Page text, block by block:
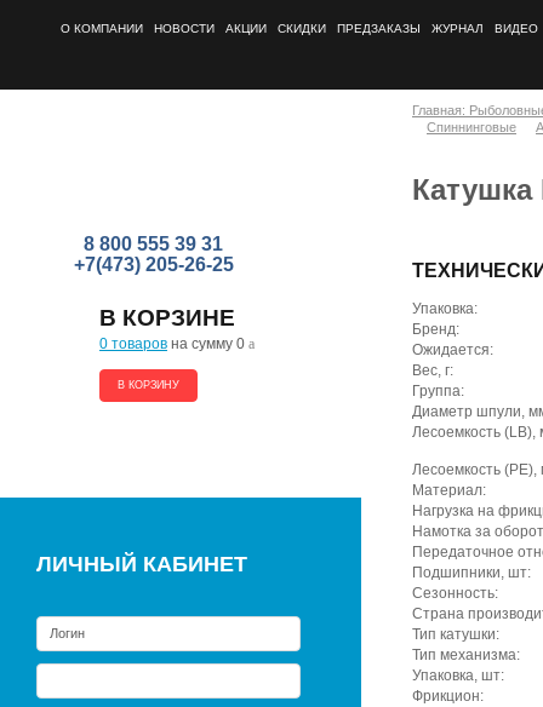
О КОМПАНИИ НОВОСТИ АКЦИИ СКИДКИ ПРЕДЗАКАЗЫ ЖУРНАЛ ВИДЕО
8 800 555 39 31
+7(473) 205-26-25
В КОРЗИНЕ
0 товаров на сумму 0 a
В КОРЗИНУ
ЛИЧНЫЙ КАБИНЕТ
Главная:
Спиннинговые
Катушка
Упаковка:
Бренд:
Ожидается:
Вес, г:
Группа:
Диаметр шпули,
Лесоемкость (LB),
Лесоемкость
Материал:
Нагрузка на
Намотка за
Передаточное
Подшипники, шт:
Сезонность:
Страна
Тип катушки:
Тип механизма:
Упаковка, шт:
Фрикцион: